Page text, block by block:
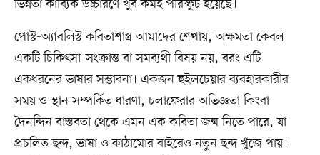
ভিন্নতা কাব্যিক উচ্চারণে খুব কমই পরিস্ফুট হয়েছে।
পোস্ট-অ্যাবলিস্ট কবিতাশাস্ত্র আমাদের শেখায়, অক্ষমতা কেবল
একটি চিকিৎসা-সংক্রান্ত বা সমব্যথী বিষয় নয়, বরং এটি
একধরনের ভাষার সম্ভাবনা। একজন হুইলচেয়ার ব্যবহারকারীর
সময় ও স্থান সম্পর্কিত ধারণা, চলাফেরার অভিজ্ঞতা কিংবা
দৈনন্দিন বাস্তবতা থেকে এমন এক কবিতা জন্ম নিতে পারে, যা
প্রচলিত ছন্দ, ভাষা ও কাঠামোর বাইরেও নতুন ছন্দ খুঁজে পায়।